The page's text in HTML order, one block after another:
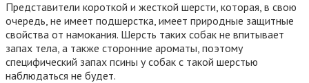
Представители короткой и жесткой шерсти, которая, в свою
очередь, не имеет подшерстка, имеет природные защитные
свойства от намокания. Шерсть таких собак не впитывает
запах тела, а также сторонние ароматы, поэтому
специфический запах псины у собак с такой шерстью
наблюдаться не будет.